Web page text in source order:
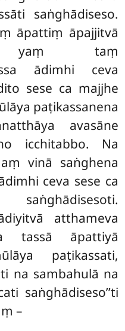
saṅghādiseso.
āpattiṃ āpajjitvā
yaṃ taṃ
ādimhi ceva
sese ca majjhe
paṭikassanena
avasāne
icchitabbo. Na
vinā saṅghena
ceva sese ca
atthameva
tassā āpattiyā
paṭikassati,
na sambahulā na
saṅghādiseso’’ti
–